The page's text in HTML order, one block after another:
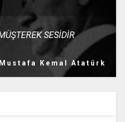
SESİDİR
Kemal Atatürk